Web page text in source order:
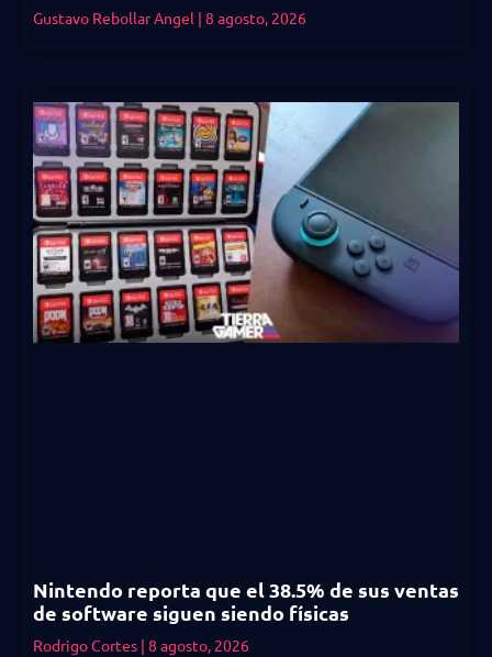
Gustavo Rebollar Angel 8 agosto, 2026
Nintendo reporta que el 38.5% de sus ventas
de software siguen siendo físicas
Rodrigo Cortes 8 agosto, 2026